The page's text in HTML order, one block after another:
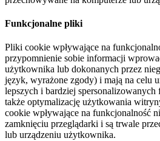
Funkcjonalne pliki
Pliki cookie wpływające na
przypomnienie sobie informacji
użytkownika lub dokonanych przez
język, wyrażone zgody) i mają na celu
lepszych i bardziej
także optymalizację użytkowania
cookie wpływające na funkcjonalność
zamknięciu przeglądarki i są trwale
lub urządzeniu użytkownika.